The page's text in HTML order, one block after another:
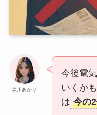
森川あかり
今後電
いくか
は 今の